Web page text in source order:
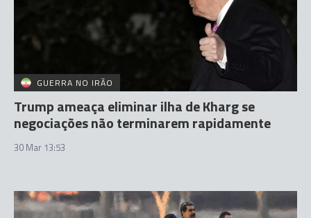
GUERRA NO IRÃO
Trump ameaça eliminar ilha de Kharg se
negociações não terminarem rapidamente
30 Mar 13:53